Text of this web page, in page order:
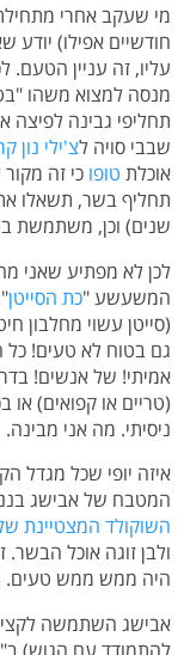
מי שעקב אחרי
חודשיים אפילו)
עליו, זה עניין הטעם.
מנסה למצוא משהו
תחליפי גבינה לפיצה
שבבי סויה לצ'ילי נון
אוכלת טופו כי זה
תחליף בשר, תשאלו
שנים) וכן, משתמשת
לכן לא מפתיע שאני
המשעשע "כת הסייטן
(סייטן עשוי מחלבון
גם בטוח לא טעים! כל
אמיתי! של אנשים!
(טריים או קפואים) או
ניסיתי. מה אני מבינה.
איזה יופי שכל מגדל
המטבח של אבישג
השוקולד המצטיינת
ולבן זוגה אוכל
היה ממש ממש טעים.
אבישג השתמשה